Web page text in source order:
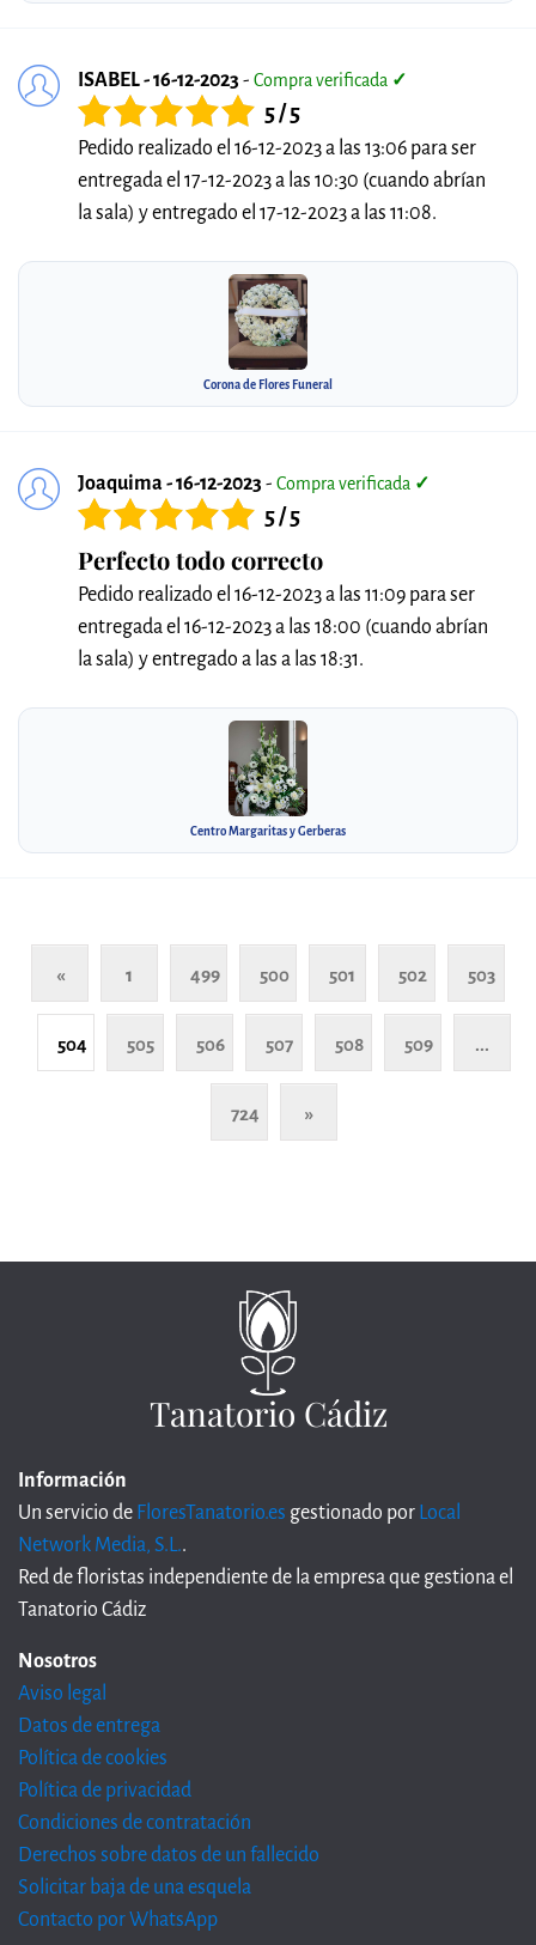
ISABEL - 16-12-2023 - Compra verificada ✓
5 / 5
Pedido realizado el 16-12-2023 a las 13:06 para ser
entregada el 17-12-2023 a las 10:30 (cuando abrían
la sala) y entregado el 17-12-2023 a las 11:08.
Corona de Flores Funeral
Joaquima - 16-12-2023 - Compra verificada ✓
5 / 5
Perfecto todo correcto
Pedido realizado el 16-12-2023 a las 11:09 para ser
entregada el 16-12-2023 a las 18:00 (cuando abrían
la sala) y entregado a las a las 18:31.
Centro Margaritas y Gerberas
« 1 499 500 501 502 503
504 505 506 507 508 509 ...
724 »
Tanatorio Cádiz
Información
Un servicio de FloresTanatorio.es gestionado por Local
Network Media, S.L..
Red de floristas independiente de la empresa que gestiona el
Tanatorio Cádiz
Nosotros
Aviso legal
Datos de entrega
Política de cookies
Política de privacidad
Condiciones de contratación
Derechos sobre datos de un fallecido
Solicitar baja de una esquela
Contacto por WhatsApp